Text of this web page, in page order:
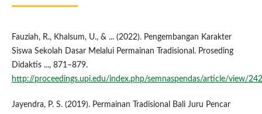
Fauziah, R., Khalsum, U., & ... (2022). Pengembangan Karakter
Siswa Sekolah Dasar Melalui Permainan Tradisional. Proseding
Didaktis ..., 871–879.
http://proceedings.upi.edu/index.php/semnaspendas/article/view/
Jayendra, P. S. (2019). Permainan Tradisional Bali Juru Pencar